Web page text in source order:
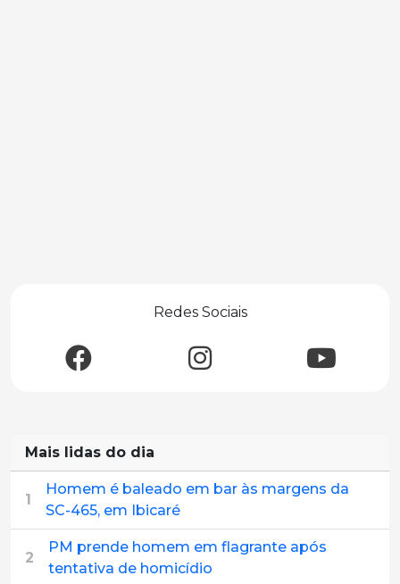
Redes Sociais
Mais lidas do dia
1
Homem é baleado em bar às margens da
SC-465, em Ibicaré
2
PM prende homem em flagrante após
tentativa de homicídio